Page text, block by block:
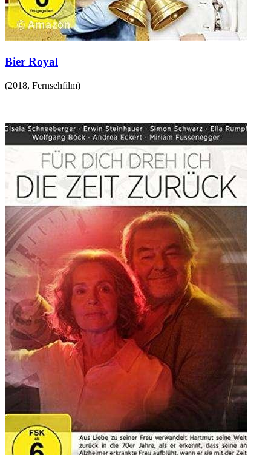
Bier Royal
(2018, Fernsehfilm)